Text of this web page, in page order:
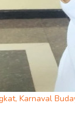
Karnaval